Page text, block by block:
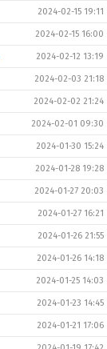
2024-02-15 19:11
2024-02-15 16:00
2024-02-12 13:19
2024-02-03 21:18
2024-02-02 21:24
2024-02-01 09:30
2024-01-30 15:24
2024-01-28 19:28
2024-01-27 20:03
2024-01-27 16:21
2024-01-26 21:55
2024-01-26 14:18
2024-01-25 14:03
2024-01-23 14:45
2024-01-21 17:06